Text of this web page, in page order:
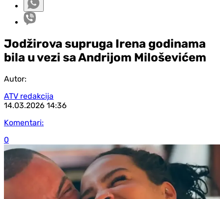
Jodžirova supruga Irena godinama
bila u vezi sa Andrijom Miloševićem
Autor:
ATV redakcija
14.03.2026 14:36
Komentari:
0